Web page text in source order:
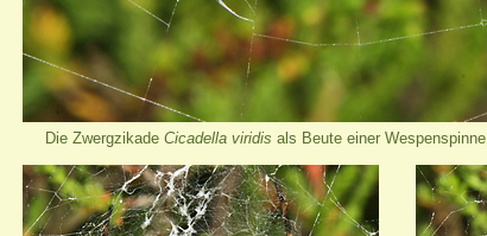
Die Zwergzikade Cicadella viridis als Beute einer Wespenspinne